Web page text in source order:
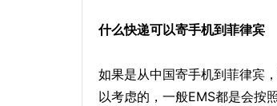
什么快递可以寄手机到菲律宾
如果是从中国寄手机到菲律宾
以考虑的，一般EMS都是会按